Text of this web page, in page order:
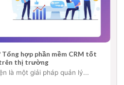
Tổng hợp phần mềm CRM tốt
thị trường
là một giải pháp quản lý...